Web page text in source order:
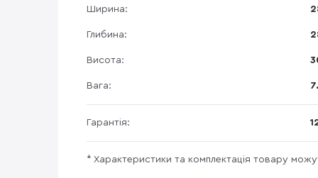
Ширина:
Глибина:
Висота:
Вага:
Гарантія:
* Характеристики та комплектація товару